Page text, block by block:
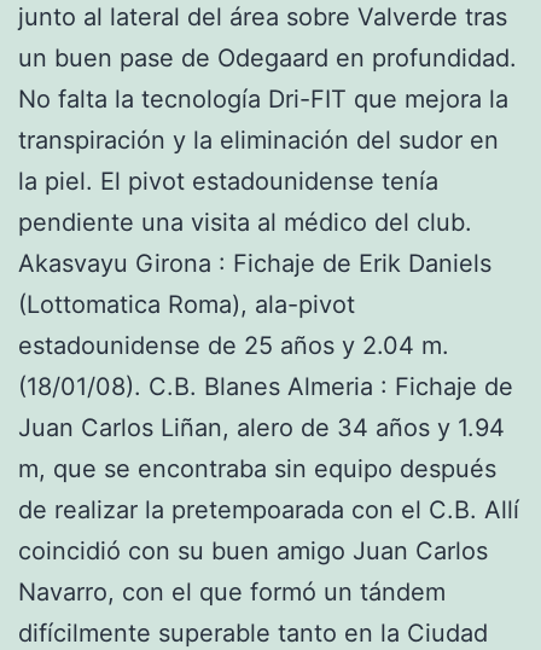
junto al lateral del área sobre Valverde tras
un buen pase de Odegaard en profundidad.
No falta la tecnología Dri-FIT que mejora la
transpiración y la eliminación del sudor en
la piel. El pivot estadounidense tenía
pendiente una visita al médico del club.
Akasvayu Girona : Fichaje de Erik Daniels
(Lottomatica Roma), ala-pivot
estadounidense de 25 años y 2.04 m.
(18/01/08). C.B. Blanes Almeria : Fichaje de
Juan Carlos Liñan, alero de 34 años y 1.94
m, que se encontraba sin equipo después
de realizar la pretempoarada con el C.B. Allí
coincidió con su buen amigo Juan Carlos
Navarro, con el que formó un tándem
difícilmente superable tanto en la Ciudad